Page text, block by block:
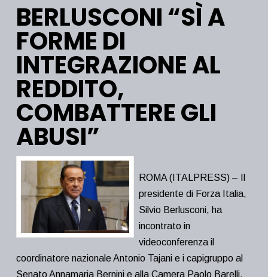
BERLUSCONI “SÌ A
FORME DI
INTEGRAZIONE AL
REDDITO,
COMBATTERE GLI
ABUSI”
ROMA (ITALPRESS) – Il
presidente di Forza Italia,
Silvio Berlusconi, ha
incontrato in
videoconferenza il
coordinatore nazionale Antonio Tajani e i capigruppo al
Senato Annamaria Bernini e alla Camera Paolo Barelli,